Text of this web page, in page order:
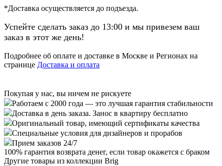
*Доставка осуществляется до подъезда.
Успейте сделать заказ до 13:00 и мы привезем ваш
заказ в этот же день!
Подробнее об оплате и доставке в Москве и Регионах на
странице Доставка и оплата
Покупая у нас, вы ничем не рискуете
Работаем с 2000 года — это лучшая гарантия стабильности
Доставка в день заказа. Занос в квартиру бесплатно
Оригинальный товар, имеющий сертификаты качества
Специальные условия для дизайнеров и прорабов
Прием заказов 24/7
100% гарантия возврата денег, если товар окажется с браком
Другие товары из коллекции Brig